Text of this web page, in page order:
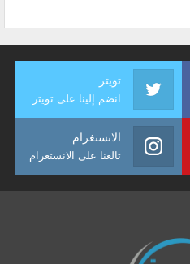
تويتر
انضم إلينا على تويتر
الانستغرام
تالعنا على الانستغرام